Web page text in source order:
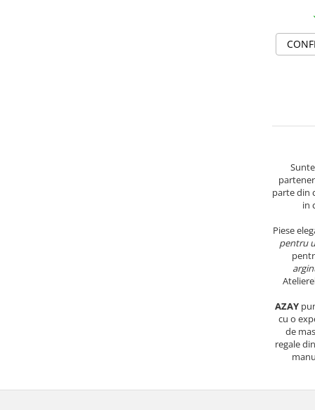
parte din
in
Piese
pentru
AZAY
cu o
de
regale